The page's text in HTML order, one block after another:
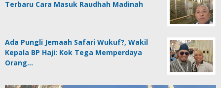
Terbaru Cara Masuk Raudhah Madinah
Ada Pungli Jemaah Safari Wukuf?, Wakil
Kepala BP Haji: Kok Tega Memperdaya
Orang…